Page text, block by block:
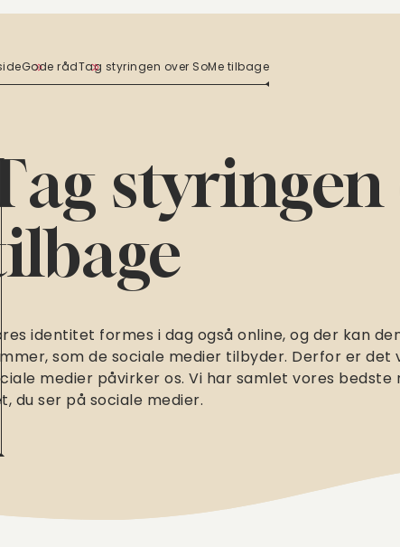
Gode rådTag styringen over SoMe tilbage
styringen
identitet formes i dag også online, og der kan
som de sociale medier tilbyder. Derfor er
medier påvirker os. Vi har samlet vores
du ser på sociale medier.